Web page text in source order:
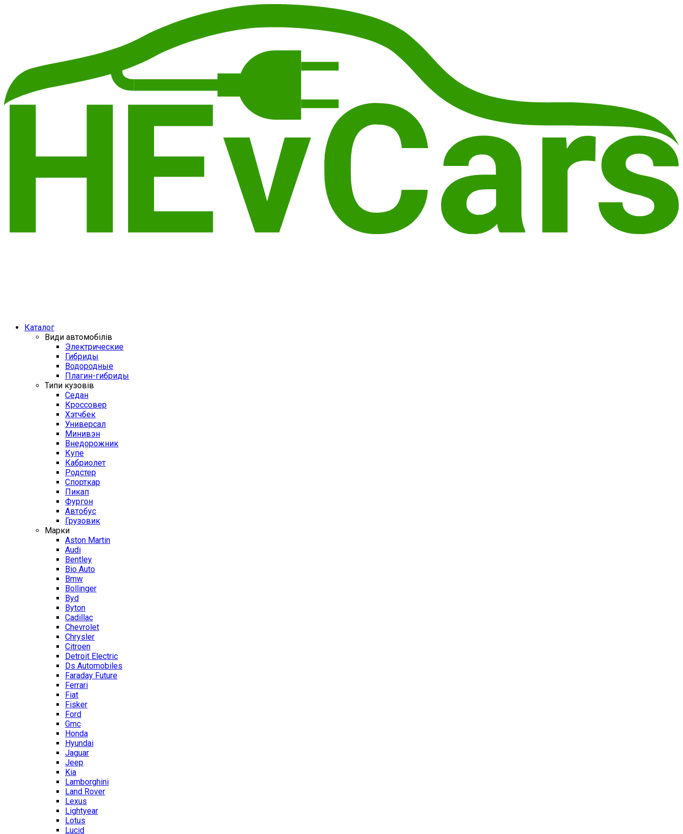
Каталог
Види автомобілів
Электрические
Гибриды
Водородные
Плагин-гибриды
Типи кузовів
Седан
Кроссовер
Хэтчбек
Универсал
Минивэн
Внедорожник
Купе
Кабриолет
Родстер
Спорткар
Пикап
Фургон
Автобус
Грузовик
Марки
Aston Martin
Audi
Bentley
Bio Auto
Bmw
Bollinger
Byd
Byton
Cadillac
Chevrolet
Chrysler
Citroen
Detroit Electric
Ds Automobiles
Faraday Future
Ferrari
Fiat
Fisker
Ford
Gmc
Honda
Hyundai
Jaguar
Jeep
Kia
Lamborghini
Land Rover
Lexus
Lightyear
Lotus
Lucid